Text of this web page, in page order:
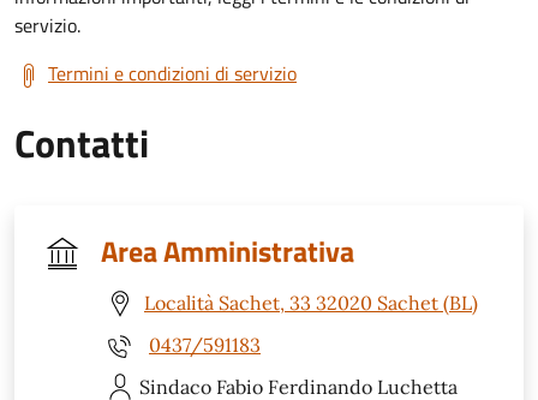
servizio.
Termini e condizioni di servizio
Contatti
Area Amministrativa
Località Sachet, 33 32020 Sachet (BL)
0437/591183
Sindaco Fabio Ferdinando Luchetta